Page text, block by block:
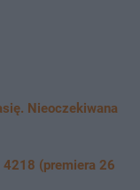
Nieoczekiwana
(premiera 26